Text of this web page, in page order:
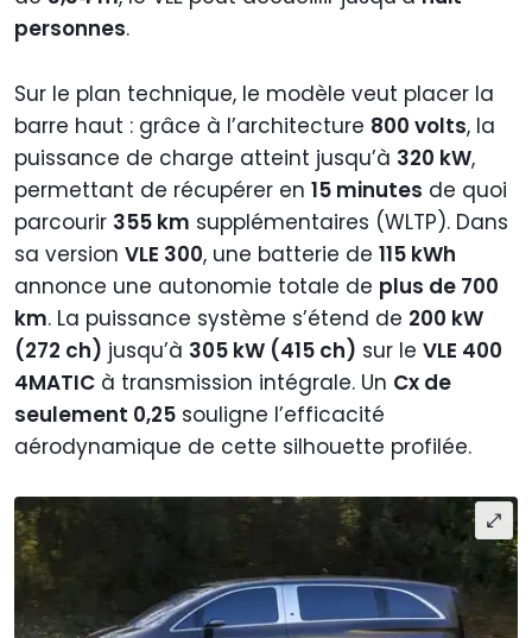
personnes.
Sur le plan technique, le modèle veut placer la
barre haut : grâce à l’architecture 800 volts, la
puissance de charge atteint jusqu’à 320 kW,
permettant de récupérer en 15 minutes de quoi
parcourir 355 km supplémentaires (WLTP). Dans
sa version VLE 300, une batterie de 115 kWh
annonce une autonomie totale de plus de 700
km. La puissance système s’étend de 200 kW
(272 ch) jusqu’à 305 kW (415 ch) sur le VLE 400
4MATIC à transmission intégrale. Un Cx de
seulement 0,25 souligne l’efficacité
aérodynamique de cette silhouette profilée.